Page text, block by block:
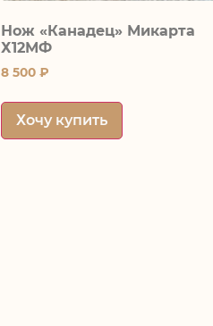
Нож «Канадец» Микарта
Х12МФ
8 500 ₽
Хочу купить